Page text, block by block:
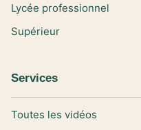
Lycée professionnel
Supérieur
Services
Toutes les vidéos